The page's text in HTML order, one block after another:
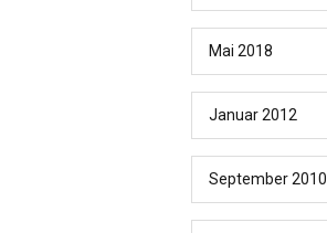
Mai 2018
Januar 2012
September 2010